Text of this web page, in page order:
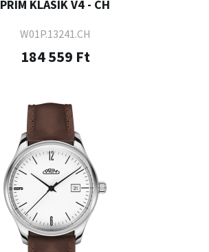
PRIM KLASIK V4 - CH
W01P.13241.CH
184 559 Ft